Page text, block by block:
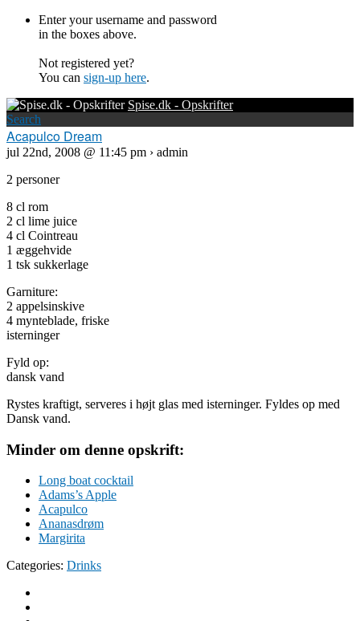
Enter your username and password
in the boxes above.
Not registered yet?
You can sign-up here.
Spise.dk - Opskrifter
Search
Acapulco Dream
jul 22nd, 2008 @ 11:45 pm › admin
2 personer
8 cl rom
2 cl lime juice
4 cl Cointreau
1 æggehvide
1 tsk sukkerlage
Garniture:
2 appelsinskive
4 mynteblade, friske
isterninger
Fyld op:
dansk vand
Rystes kraftigt, serveres i højt glas med isterninger. Fyldes op med
Dansk vand.
Minder om denne opskrift:
Long boat cocktail
Adams’s Apple
Acapulco
Ananasdrøm
Margirita
Categories: Drinks